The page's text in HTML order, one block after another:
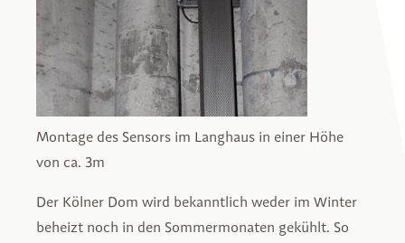
Montage des Sensors im Langhaus in einer Höhe
von ca. 3m
Der Kölner Dom wird bekanntlich weder im Winter
beheizt noch in den Sommermonaten gekühlt. So